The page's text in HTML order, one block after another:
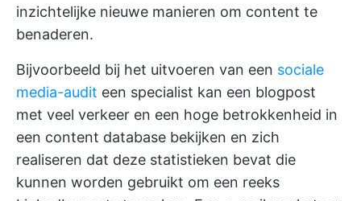
inzichtelijke nieuwe manieren om content te
benaderen.
Bijvoorbeeld bij het uitvoeren van een sociale
media-audit een specialist kan een blogpost
met veel verkeer en een hoge betrokkenheid in
een content database bekijken en zich
realiseren dat deze statistieken bevat die
kunnen worden gebruikt om een reeks